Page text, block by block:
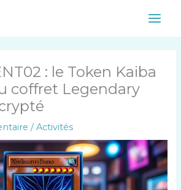
Main
: le Token Kaiba
coffret Legendary
/Activités